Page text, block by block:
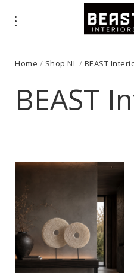
Home / Shop NL / BEAST
BEAST